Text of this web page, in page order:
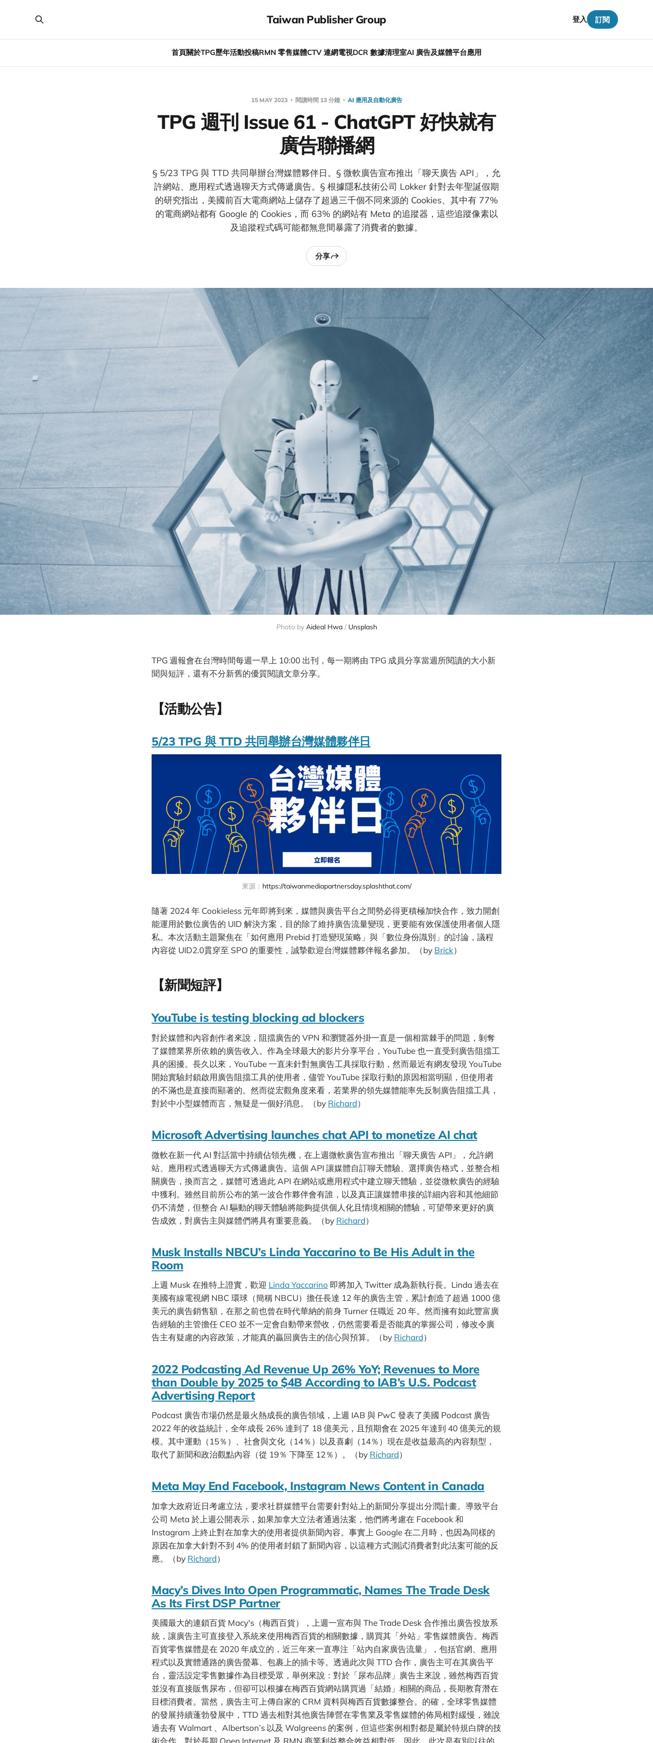
Taiwan Publisher Group
首頁關於TPG歷年活動投稿RMN 零售媒體CTV 連網電視DCR 數據清理室AI 廣告及媒體平台應用
登入 訂閱
15 MAY 2023 閱讀時間 13 分鐘 AI 應用及自動化廣告
TPG 週刊 Issue 61 - ChatGPT 好快就有
廣告聯播網
§ 5/23 TPG 與 TTD 共同舉辦台灣媒體夥伴日。§ 微軟廣告宣布推出「聊天廣告 API」，允
許網站、應用程式透過聊天方式傳遞廣告。§ 根據隱私技術公司 Lokker 針對去年聖誕假期
的研究指出，美國前百大電商網站上儲存了超過三千個不同來源的 Cookies、其中有 77%
的電商網站都有 Google 的 Cookies，而 63% 的網站有 Meta 的追蹤器，這些追蹤像素以
及追蹤程式碼可能都無意間暴露了消費者的數據。
分享
Photo by Aideal Hwa/ Unsplash
TPG 週報會在台灣時間每週一早上 10:00 出刊，每一期將由 TPG 成員分享當週所閱讀的大小新
聞與短評，還有不分新舊的優質閱讀文章分享。
【活動公告】
5/23 TPG 與 TTD 共同舉辦台灣媒體夥伴日
來源： https://taiwanmediapartnersday.splashthat.com/
隨著 2024 年 Cookieless 元年即將到來，媒體與廣告平台之間勢必得更積極加快合作，致力開創
能運用於數位廣告的 UID 解決方案，目的除了維持廣告流量變現，更要能有效保護使用者個人隱
私。本次活動主題聚焦在「如何應用 Prebid 打造變現策略」與「數位身份識別」的討論，議程
內容從 UID2.0貫穿至 SPO 的重要性，誠摯歡迎台灣媒體夥伴報名參加。（by Brick）
【新聞短評】
YouTube is testing blocking ad blockers
對於媒體和內容創作者來說，阻擋廣告的 VPN 和瀏覽器外掛一直是一個相當棘手的問題，剝奪
了媒體業界所依賴的廣告收入。作為全球最大的影片分享平台，YouTube 也一直受到廣告阻擋工
具的困擾。長久以來，YouTube 一直未針對無廣告工具採取行動，然而最近有網友發現 YouTube
開始實驗封鎖啟用廣告阻擋工具的使用者，儘管 YouTube 採取行動的原因相當明顯，但使用者
的不滿也是直接而顯著的。然而從宏觀角度來看，若業界的領先媒體能率先反制廣告阻擋工具，
對於中小型媒體而言，無疑是一個好消息。（by Richard）
Microsoft Advertising launches chat API to monetize AI chat
微軟在新一代 AI 對話當中持續佔領先機，在上週微軟廣告宣布推出「聊天廣告 API」，允許網
站、應用程式透過聊天方式傳遞廣告。這個 API 讓媒體自訂聊天體驗、選擇廣告格式，並整合相
關廣告，換而言之，媒體可透過此 API 在網站或應用程式中建立聊天體驗，並從微軟廣告的經驗
中獲利。雖然目前所公布的第一波合作夥伴會有誰，以及真正讓媒體串接的詳細內容和其他細節
仍不清楚，但整合 AI 驅動的聊天體驗將能夠提供個人化且情境相關的體驗，可望帶來更好的廣
告成效，對廣告主與媒體們將具有重要意義。（by Richard）
Musk Installs NBCU’s Linda Yaccarino to Be His Adult in the
Room
上週 Musk 在推特上證實，歡迎 Linda Yaccarino 即將加入 Twitter 成為新執行長。Linda 過去在
美國有線電視網 NBC 環球（簡稱 NBCU）擔任長達 12 年的廣告主管，累計創造了超過 1000 億
美元的廣告銷售額，在那之前也曾在時代華納的前身 Turner 任職近 20 年。然而擁有如此豐富廣
告經驗的主管擔任 CEO 並不一定會自動帶來營收，仍然需要看是否能真的掌握公司，修改令廣
告主有疑慮的內容政策，才能真的贏回廣告主的信心與預算。（by Richard）
2022 Podcasting Ad Revenue Up 26% YoY; Revenues to More
than Double by 2025 to $4B According to IAB’s U.S. Podcast
Advertising Report
Podcast 廣告市場仍然是最火熱成長的廣告領域，上週 IAB 與 PwC 發表了美國 Podcast 廣告
2022 年的收益統計，全年成長 26% 達到了 18 億美元，且預期會在 2025 年達到 40 億美元的規
模。其中運動（15％）、社會與文化（14％）以及喜劇（14％）現在是收益最高的內容類型，
取代了新聞和政治觀點內容（從 19％ 下降至 12％）。（by Richard）
Meta May End Facebook, Instagram News Content in Canada
加拿大政府近日考慮立法，要求社群媒體平台需要針對站上的新聞分享提出分潤計畫。導致平台
公司 Meta 於上週公開表示，如果加拿大立法者通過法案，他們將考慮在 Facebook 和
Instagram 上終止對在加拿大的使用者提供新聞內容。事實上 Google 在二月時，也因為同樣的
原因在加拿大針對不到 4% 的使用者封鎖了新聞內容，以這種方式測試消費者對此法案可能的反
應。​（by Richard）
Macy’s Dives Into Open Programmatic, Names The Trade Desk
As Its First DSP Partner
美國最大的連鎖百貨 Macy's（梅西百貨），上週一宣布與 The Trade Desk 合作推出廣告投放系
統，讓廣告主可直接登入系統來使用梅西百貨的相關數據，購買其「外站」零售媒體廣告。梅西
百貨零售媒體是在 2020 年成立的，近三年來一直專注「站內自家廣告流量」，包括官網、應用
程式以及實體通路的廣告螢幕、包裹上的插卡等。透過此次與 TTD 合作，廣告主可在其廣告平
台，靈活設定零售數據作為目標受眾，舉例來說：對於「尿布品牌」廣告主來說，雖然梅西百貨
並沒有直接販售尿布，但卻可以根據在梅西百貨網站購買過「結婚」相關的商品，長期教育潛在
目標消費者。當然，廣告主可上傳自家的 CRM 資料與梅西百貨數據整合。的確，全球零售媒體
的發展持續蓬勃發展中，TTD 過去相對其他廣告陣營在零售業及零售媒體的佈局相對緩慢，雖說
過去有 Walmart 、Albertson’s 以及 Walgreens 的案例，但這些案例相對都是屬於特規白牌的技